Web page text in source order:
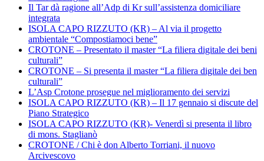
Il Tar dà ragione all’Adp di Kr sull’assistenza domiciliare
integrata
ISOLA CAPO RIZZUTO (KR) – Al via il progetto
ambientale “Compostiamoci bene”
CROTONE – Presentato il master “La filiera digitale dei beni
culturali”
CROTONE – Si presenta il master “La filiera digitale dei ben
culturali”
L’Asp Crotone prosegue nel miglioramento dei servizi
ISOLA CAPO RIZZUTO (KR) – Il 17 gennaio si discute del
Piano Strategico
ISOLA CAPO RIZZUTO (KR)- Venerdì si presenta il libro
di mons. Staglianò
CROTONE / Chi è don Alberto Torriani, il nuovo
Arcivescovo